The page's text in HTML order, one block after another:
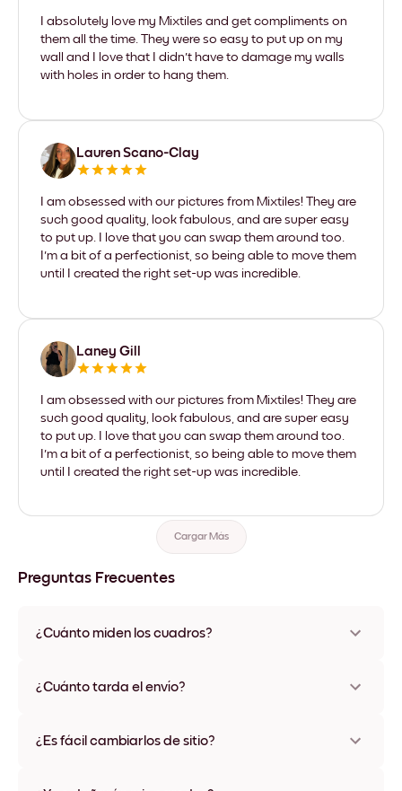
I absolutely love my Mixtiles and get compliments on
them all the time. They were so easy to put up on my
wall and I love that I didn't have to damage my walls
with holes in order to hang them.
Lauren Scano-Clay
I am obsessed with our pictures from Mixtiles! They are
such good quality, look fabulous, and are super easy
to put up. I love that you can swap them around too.
I'm a bit of a perfectionist, so being able to move them
until I created the right set-up was incredible.
Laney Gill
I am obsessed with our pictures from Mixtiles! They are
such good quality, look fabulous, and are super easy
to put up. I love that you can swap them around too.
I'm a bit of a perfectionist, so being able to move them
until I created the right set-up was incredible.
Cargar Más
Preguntas Frecuentes
¿Cuánto miden los cuadros?
varios materiales y colores de marco, incluidas opciones sin
¿Cuánto tarda el envío?
disponibles en algunos países. Te enviaremos un número de
¿Es fácil cambiarlos de sitio?